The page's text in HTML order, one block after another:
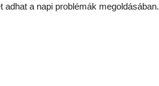
a napi problémák megoldásában.